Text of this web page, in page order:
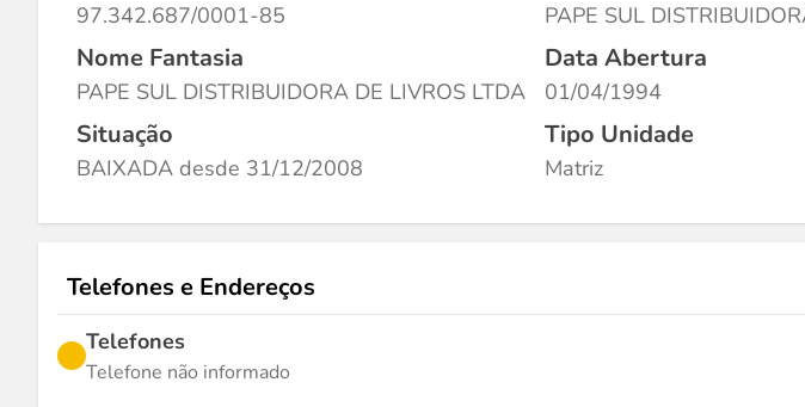
97.342.687/0001-85 PAPE SUL
Nome Fantasia
PAPE SUL DISTRIBUIDORA DE LIVROS LTDA
Data Abertura
01/04/1994
Situação
BAIXADA desde 31/12/2008
Tipo Unidade
Matriz
Telefones e Endereços
Telefones
Telefone não informado